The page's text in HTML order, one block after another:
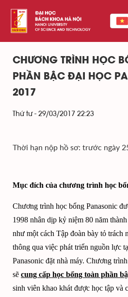
CHƯƠNG TRÌNH HỌC
PHẦN BẬC ĐẠI HỌC
2017
Thứ tư - 29/03/2017 22:23
Thời hạn nộp hồ sơ: trước ngày
Mục đích của chương trình học
Chương trình học bổng Panasonic
1998 nhân dịp kỷ niệm 80 năm
như một cách Tập đoàn bày tỏ trách
thông qua việc phát triển nguồn lực
Panasonic đặt nhà máy. Chương
sẽ cung cấp học bổng toàn phần
sinh viên khao khát được học tập và